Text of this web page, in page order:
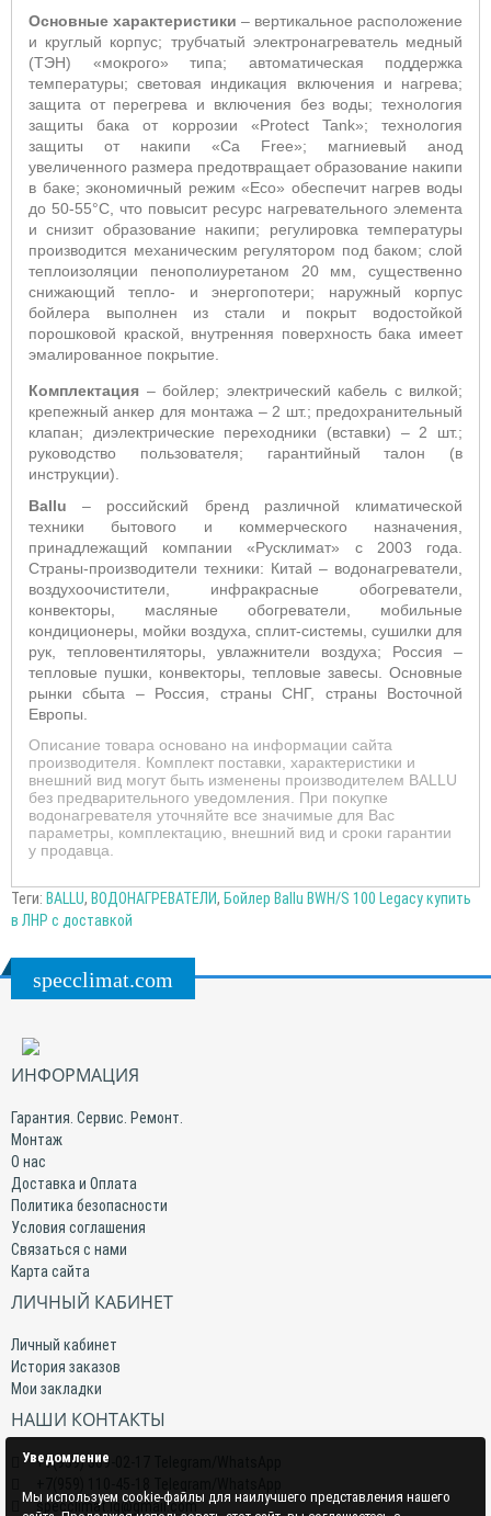
Основные характеристики – вертикальное расположение
и круглый корпус; трубчатый электронагреватель медный
(ТЭН) «мокрого» типа; автоматическая поддержка
температуры; световая индикация включения и нагрева;
защита от перегрева и включения без воды; технология
защиты бака от коррозии «Protect Tank»; технология
защиты от накипи «Ca Free»; магниевый анод
увеличенного размера предотвращает образование накипи
в баке; экономичный режим «Eco» обеспечит нагрев воды
до 50-55°С, что повысит ресурс нагревательного элемента
и снизит образование накипи; регулировка температуры
производится механическим регулятором под баком; слой
теплоизоляции пенополиуретаном 20 мм, существенно
снижающий тепло- и энергопотери; наружный корпус
бойлера выполнен из стали и покрыт водостойкой
порошковой краской, внутренняя поверхность бака имеет
эмалированное покрытие.
Комплектация – бойлер; электрический кабель с вилкой;
крепежный анкер для монтажа – 2 шт.; предохранительный
клапан; диэлектрические переходники (вставки) – 2 шт.;
руководство пользователя; гарантийный талон (в
инструкции).
Ballu – российский бренд различной климатической
техники бытового и коммерческого назначения,
принадлежащий компании «Русклимат» с 2003 года.
Страны-производители техники: Китай – водонагреватели,
воздухоочистители, инфракрасные обогреватели,
конвекторы, масляные обогреватели, мобильные
кондиционеры, мойки воздуха, сплит-системы, сушилки для
рук, тепловентиляторы, увлажнители воздуха; Россия –
тепловые пушки, конвекторы, тепловые завесы. Основные
рынки сбыта – Россия, страны СНГ, страны Восточной
Европы.
Описание товара основано на информации сайта
производителя. Комплект поставки, характеристики и
внешний вид могут быть изменены производителем BALLU
без предварительного уведомления. При покупке
водонагревателя уточняйте все значимые для Вас
параметры, комплектацию, внешний вид и сроки гарантии
у продавца.
Теги: BALLU, ВОДОНАГРЕВАТЕЛИ, Бойлер Ballu BWH/S 100 Legacy купить
в ЛНР с доставкой
specclimat.com
ИНФОРМАЦИЯ
Гарантия. Сервис. Ремонт.
Монтаж
О нас
Доставка и Оплата
Политика безопасности
Условия соглашения
Связаться с нами
Карта сайта
ЛИЧНЫЙ КАБИНЕТ
Личный кабинет
История заказов
Мои закладки
НАШИ КОНТАКТЫ
+7(959) 509-02-17 Telegram/WhatsApp
specclimat.lg@gmail.com
Уведомление
Мы используем cookie-файлы для наилучшего представления нашего